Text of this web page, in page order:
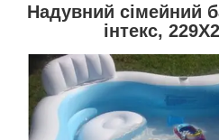
Надувний сімейний
інтекс,